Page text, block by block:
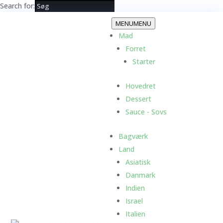
Search for:
MENUMENU
Mad
Forret
Starter
Hovedret
Dessert
Sauce - Sovs
Bagværk
Land
Asiatisk
Danmark
Indien
Israel
Italien